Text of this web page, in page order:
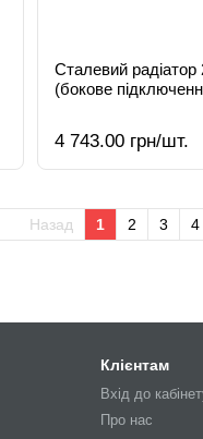
Сталевий
(бокове
4 743.00 грн/шт.
Назад 1 2 3 4
Клієнтам
Вхід до
Про нас